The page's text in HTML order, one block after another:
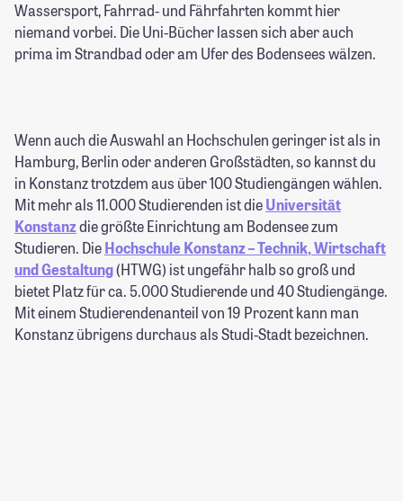
Wassersport, Fahrrad- und Fährfahrten kommt hier
niemand vorbei. Die Uni-Bücher lassen sich aber auch
prima im Strandbad oder am Ufer des Bodensees wälzen.
Wenn auch die Auswahl an Hochschulen geringer ist als in
Hamburg, Berlin oder anderen Großstädten, so kannst du
in Konstanz trotzdem aus über 100 Studiengängen wählen.
Mit mehr als 11.000 Studierenden ist dieUniversität
Konstanzdie größte Einrichtung am Bodensee zum
Studieren. DieHochschule Konstanz– Technik, Wirtschaft
und Gestaltung(HTWG) ist ungefähr halb so groß und
bietet Platz für ca. 5.000 Studierende und 40 Studiengänge.
Mit einem Studierendenanteil von 19 Prozent kann man
Konstanz übrigens durchaus als Studi-Stadt bezeichnen.